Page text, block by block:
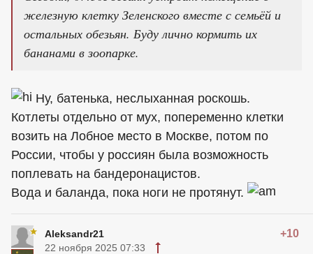
железную клетку Зеленского вместе с семьёй и
остальных обезьян. Буду лично кормить их
бананами в зоопарке.
Ну, батенька, неслыханная роскошь.
Котлеты отдельно от мух, попеременно клетки
возить на Лобное место в Москве, потом по
России, чтобы у россиян была возможность
поплевать на бандеронацистов.
Вода и баланда, пока ноги не протянут.
Aleksandr21 +10
22 ноября 2025 07:33